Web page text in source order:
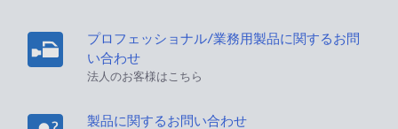
プロフェッショナル/業務用製品に関するお問
い合わせ
法人のお客様はこちら
製品に関するお問い合わせ